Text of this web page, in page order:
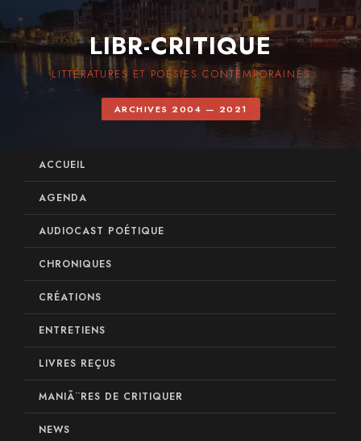
LIBR-CRITIQUE
LITTÉRATURES ET POÉSIES CONTEMPORAINES
ARCHIVES 2004 — 2021
ACCUEIL
AGENDA
AUDIOCAST POÉTIQUE
CHRONIQUES
CRÉATIONS
ENTRETIENS
LIVRES REÇUS
MANIÃ¨RES DE CRITIQUER
NEWS